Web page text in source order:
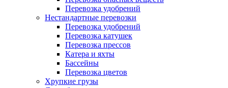
Перевозка удобрений
Нестандартные перевозки
Перевозка удобрений
Перевозка катушек
Перевозка прессов
Катера и яхты
Бассейны
Перевозка цветов
Хрупкие грузы